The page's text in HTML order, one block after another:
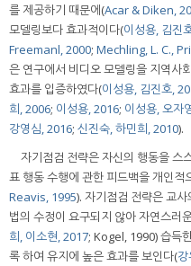
를 제공하기 때문에(Acar & Diken,
모델링보다 효과적이다(이성용, 김진
Freemanl, 2000; Mechling, L. C.,
은 연구에서 비디오 모델링을 지역사
효과를 입증하였다(이성용, 김진호,
희, 2006; 이성용, 2016; 이성용, 오자
강영심, 2016; 신진숙, 하민희, 2010).
자기점검 전략은 자신의 행동을 스
표 행동 수행에 관한 피드백을 개인적
Reavis, 1995). 자기점검 전략은 교
법의 수정이 요구되지 않아 자연스러
희, 이소현, 2017; Kogel, 1990) 습득
록 하여 유지에 높은 효과를 보인다(